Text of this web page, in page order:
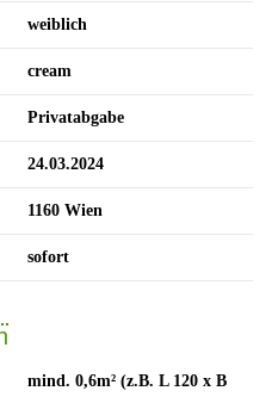
weiblich
cream
Privatabgabe
24.03.2024
1160 Wien
sofort
mind. 0,6m² (z.B. L 120 x B